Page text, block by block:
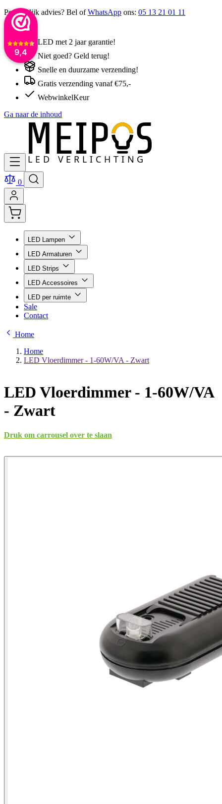
9,4
Persoonlijk advies? Bel ofWhatsApp ons: 05 13 21 01 11
LED met 2 jaar garantie!
Niet goed? Geld terug!
Snelle en duurzame verzending!
Gratis verzending vanaf €75,-
WebwinkelKeur
Ga naar de inhoud
0
LED Lampen
LED Armaturen
LED Strips
LED Accessoires
LED per ruimte
Sale
Contact
Home
Home
LED Vloerdimmer - 1-60W/VA - Zwart
LED Vloerdimmer - 1-60W/VA
- Zwart
Druk om carrousel over te slaan